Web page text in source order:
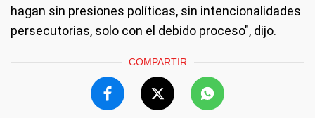
hagan sin presiones políticas, sin intencionalidades
persecutorias, solo con el debido proceso", dijo.
COMPARTIR